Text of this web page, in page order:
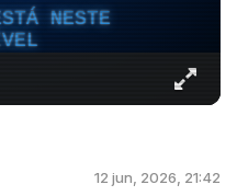
NESTE
12 jun, 2026, 21:42